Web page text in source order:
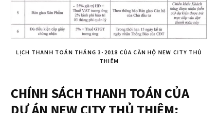
LỊCH THANH TOÁN THÁNG 3-2018 CỦA CĂN HỘ NEW CITY THỦ
THIÊM
CHÍNH SÁCH THANH TOÁN CỦA
DỰ ÁN NEW CITY THỦ THIÊM: